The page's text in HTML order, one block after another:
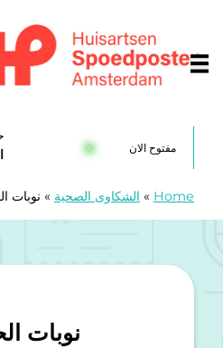
مفتوح الان
Home
» الشكاوى الصحية » نوبات
نوبات